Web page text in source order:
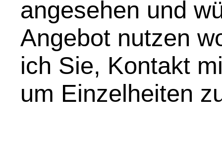
angesehen und
Angebot nutzen
ich Sie, Kontakt
um Einzelheiten